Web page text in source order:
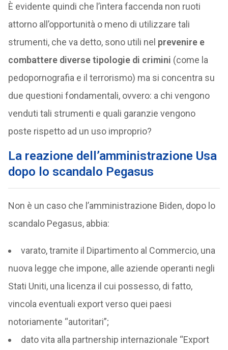
È evidente quindi che l’intera faccenda non ruoti
attorno all’opportunità o meno di utilizzare tali
strumenti, che va detto, sono utili nel prevenire e
combattere diverse tipologie di crimini (come la
pedopornografia e il terrorismo) ma si concentra su
due questioni fondamentali, ovvero: a chi vengono
venduti tali strumenti e quali garanzie vengono
poste rispetto ad un uso improprio?
La reazione dell’amministrazione Usa
dopo lo scandalo Pegasus
Non è un caso che l’amministrazione Biden, dopo lo
scandalo Pegasus, abbia:
varato, tramite il Dipartimento al Commercio, una
nuova legge che impone, alle aziende operanti negli
Stati Uniti, una licenza il cui possesso, di fatto,
vincola eventuali export verso quei paesi
notoriamente “autoritari”;
dato vita alla partnership internazionale “Export